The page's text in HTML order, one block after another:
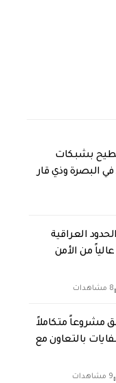
يطيح بشبكات
البصرة وذي قار
العراقية
من الأمن
8 مشاهدات
مشروعاً متكاملاً
بالتعاون مع
9 مشاهدات